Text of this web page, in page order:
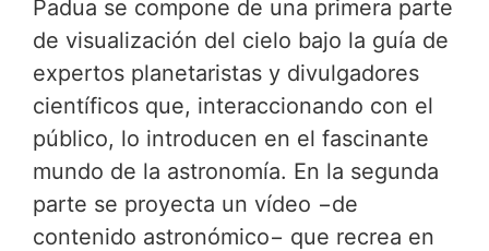
Padua se compone de una primera parte
de visualización del cielo bajo la guía de
expertos planetaristas y divulgadores
científicos que, interaccionando con el
público, lo introducen en el fascinante
mundo de la astronomía. En la segunda
parte se proyecta un vídeo −de
contenido astronómico− que recrea en